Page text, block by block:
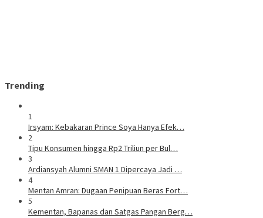
Trending
1
Irsyam: Kebakaran Prince Soya Hanya Efek…
2
Tipu Konsumen hingga Rp2 Triliun per Bul…
3
Ardiansyah Alumni SMAN 1 Dipercaya Jadi …
4
Mentan Amran: Dugaan Penipuan Beras Fort…
5
Kementan, Bapanas dan Satgas Pangan Berg…